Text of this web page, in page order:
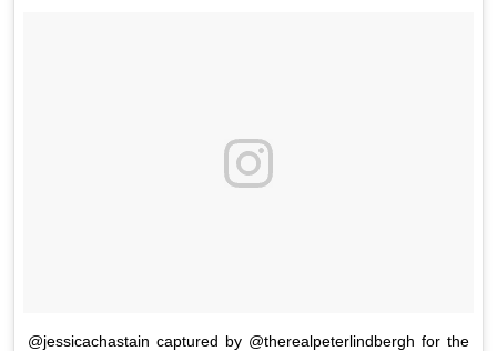
@jessicachastain captured by @therealpeterlindbergh for the